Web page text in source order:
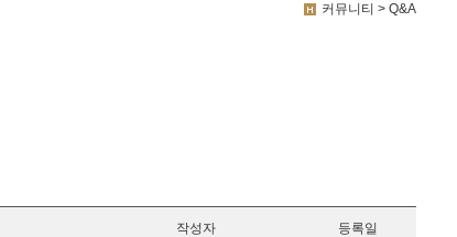
커뮤니티 > Q&A
작성자 등록일